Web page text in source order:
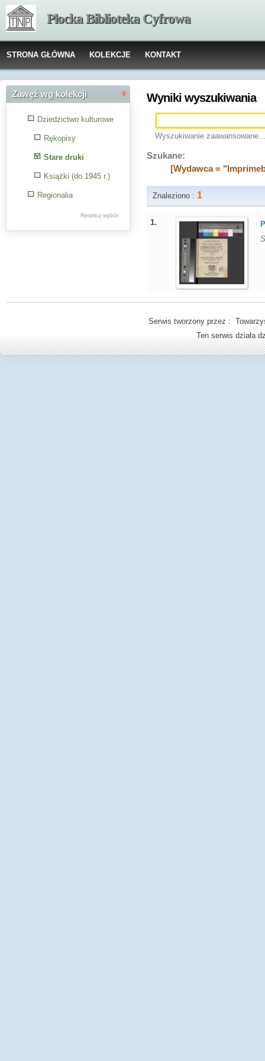
Płocka Biblioteka Cyfrowa
STRONA GŁÓWNA KOLEKCJE KONTAKT
Zawęź wg kolekcji
Dziedzictwo kulturowe
Rękopisy
Stare druki
Książki (do 1945 r.)
Regionalia
Resetuj wybór
Wyniki wyszukiwania
Wyszukiwanie zaawansowane...
Szukane:
[Wydawca =
Znaleziono : 1
1.
Serwis tworzony przez :
Ten serwis działa